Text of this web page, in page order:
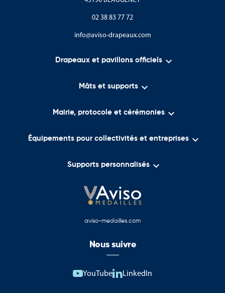
02 38 83 77 72
info@aviso-drapeaux.com
Drapeaux et pavillons officiels 
Mâts et supports 
Mairie, protocole et cérémonies 
Équipements pour collectivités et entreprises 
Supports personnalisés 
aviso-medailles.com
Nous suivre
YouTube LinkedIn